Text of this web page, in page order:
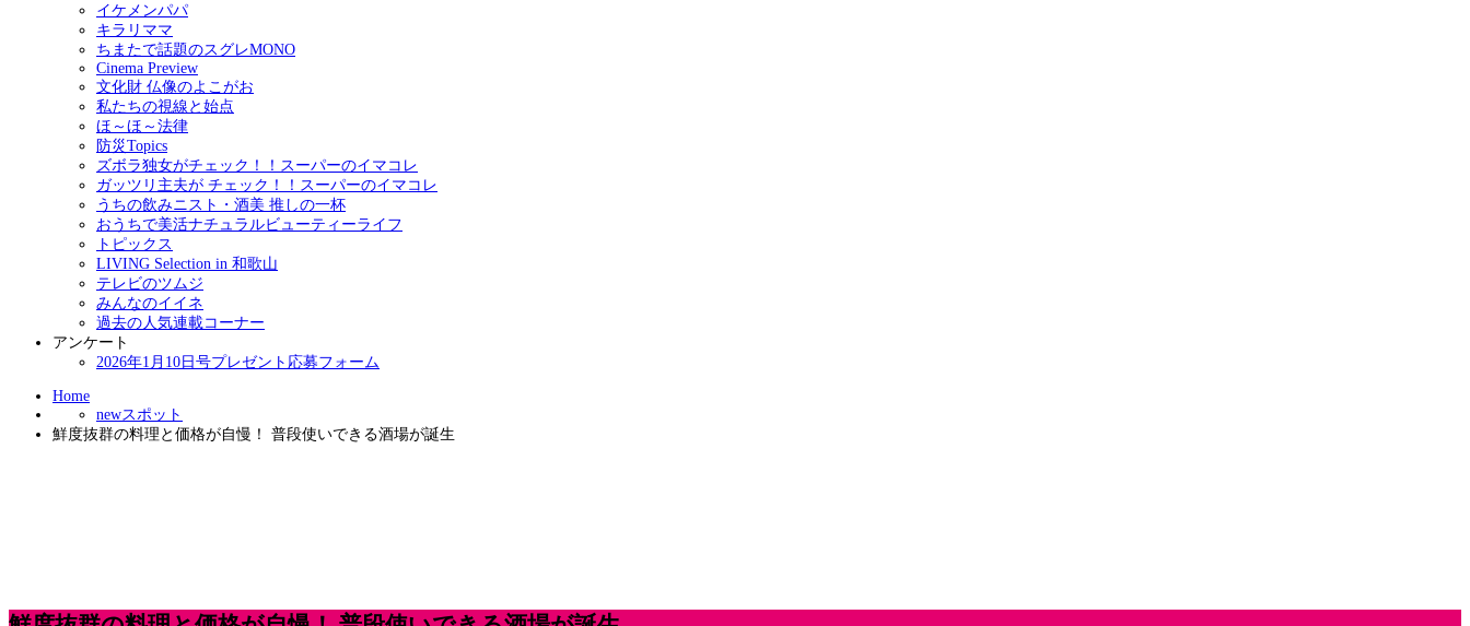
イケメンパパ
キラリママ
ちまたで話題のスグレMONO
Cinema Preview
文化財 仏像のよこがお
私たちの視線と始点
ほ～ほ～法律
防災Topics
ズボラ独女がチェック！！スーパーのイマコレ
ガッツリ主夫が チェック！！スーパーのイマコレ
うちの飲みニスト・酒美 推しの一杯
おうちで美活ナチュラルビューティーライフ
トピックス
LIVING Selection in 和歌山
テレビのツムジ
みんなのイイネ
過去の人気連載コーナー
アンケート
2026年1月10日号プレゼント応募フォーム
Home
newスポット
鮮度抜群の料理と価格が自慢！ 普段使いできる酒場が誕生